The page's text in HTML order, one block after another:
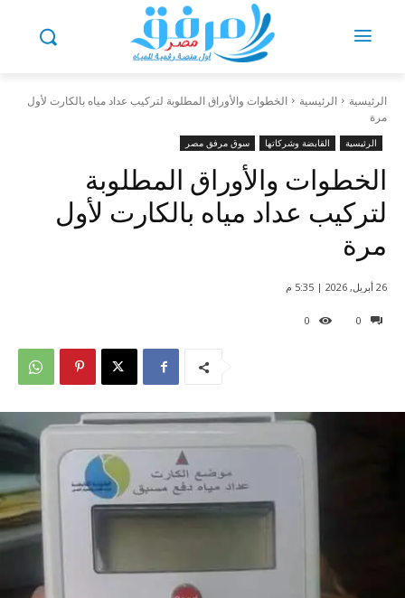
الرئيسية الرئيسية
الخطوات والأوراق المطلوبة لتركيب عداد مياه بالكارت لأول
مرة
الرئيسية القابضة وشركاتها سوق مرفق مصر
الخطوات والأوراق المطلوبة
لتركيب عداد مياه بالكارت لأول
مرة
0
0
26 أبريل, 2026 | 5:35 م